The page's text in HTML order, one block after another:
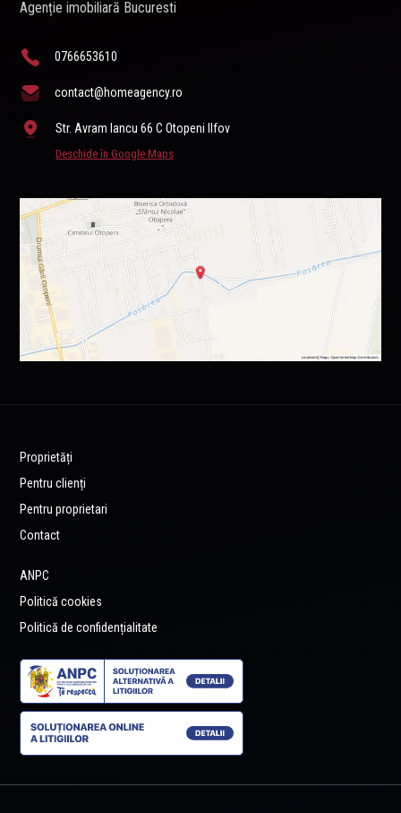
Agenție imobiliară Bucuresti
0766653610
contact@homeagency.ro
Str. Avram Iancu 66 C Otopeni Ilfov
Deschide în Google Maps
Proprietăți
Pentru clienți
Pentru proprietari
Contact
ANPC
Politică cookies
Politică de confidențialitate